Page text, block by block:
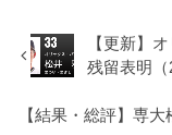
【更新】
残留表明（
【結果・総評】専